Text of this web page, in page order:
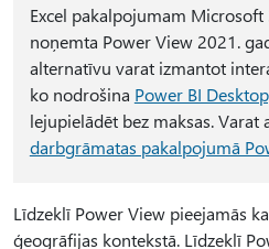
Excel pakalpojumam
noņemta Power View 2021.
alternatīvu varat izmantot
ko nodrošina Power BI
lejupielādēt bez maksas. Varat
darbgrāmatas pakalpojumā
Līdzeklī Power View pieejamās
ģeogrāfijas kontekstā. Līdzeklī